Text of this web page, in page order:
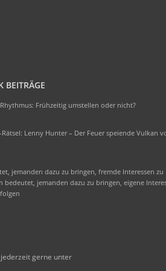
BEITRÄGE
Frühzeitig umstellen oder nicht?
Rätsel: Lenny Hunter – Der Feuer speiende Vulkan
jemanden dazu zu bringen, fremde Interessen zu
bedeutet, jemanden dazu zu bringen, eigene
gerne unter